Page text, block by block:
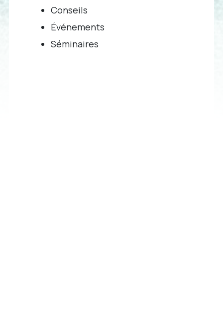
Conseils
Événements
Séminaires